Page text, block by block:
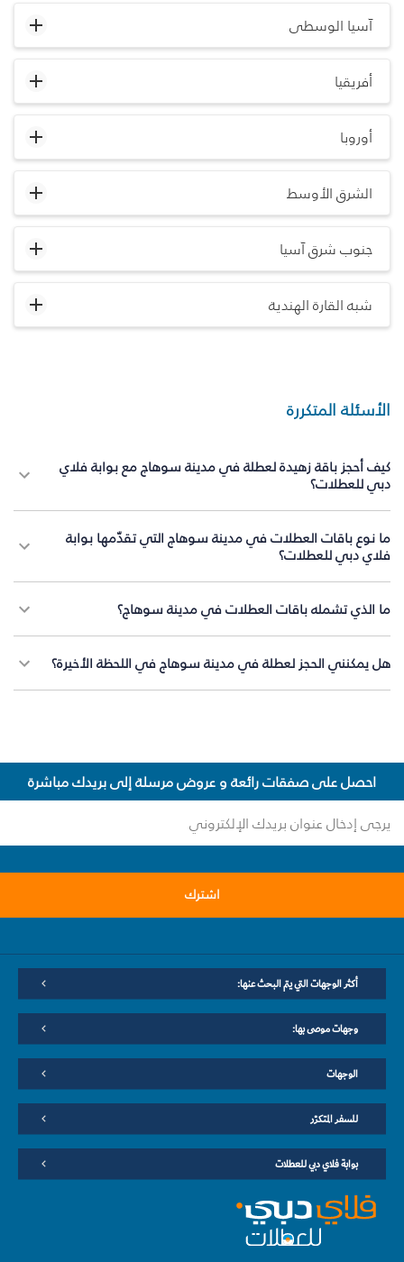
آسيا الوسطى
أفريقيا
أوروبا
الشرق الأوسط
جنوب شرق آسيا
شبه القارة الهندية
الأسئلة المتكررة
كيف أحجز باقة زهيدة لعطلة في مدينة سوهاج مع بوابة فلاي
دبي للعطلات؟
ما نوع باقات العطلات في مدينة سوهاج التي تقدّمها بوابة
فلاي دبي للعطلات؟
ما الذي تشمله باقات العطلات في مدينة سوهاج؟
هل يمكنني الحجز لعطلة في مدينة سوهاج في اللحظة الأخيرة؟
احصل على صفقات رائعة و عروض مرسلة إلى بريدك مباشرة
اشترك
أكثر الوجهات التي يتم البحث عنها:
وجهات موصى بها:
الوجهات
للسفر المتكرّر
بوابة فلاي دبي للعطلات